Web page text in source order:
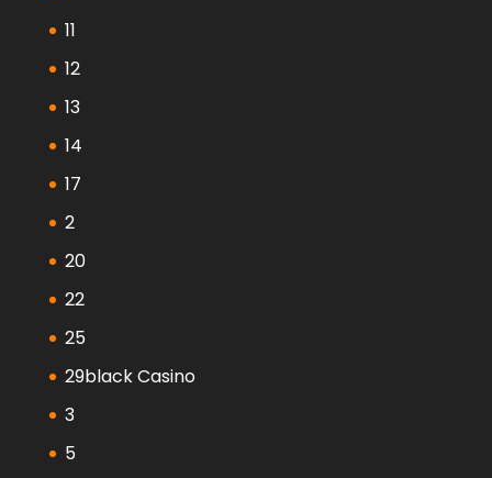
11
12
13
14
17
2
20
22
25
29black Casino
3
5